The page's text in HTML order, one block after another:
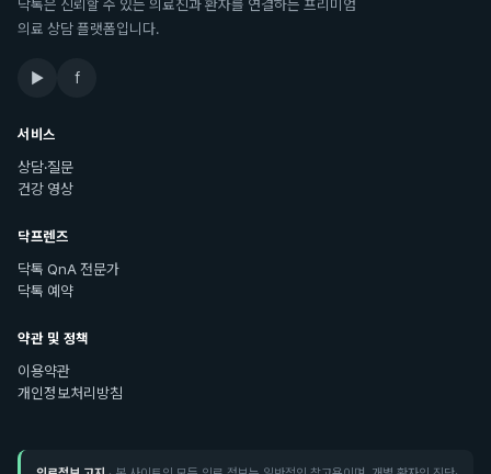
닥톡은 신뢰할 수 있는 의료진과 환자를 연결하는 프리미엄
의료 상담 플랫폼입니다.
▶ f
서비스
상담·질문
건강 영상
닥프렌즈
닥톡 QnA 전문가
닥톡 예약
약관 및 정책
이용약관
개인정보처리방침